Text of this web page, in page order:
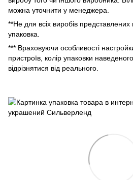
можна уточнити у менеджера.
**Не для всіх виробів
упаковка.
*** Враховуючи особливості
пристроїв, колір упаковки
відрізнятися від реального.